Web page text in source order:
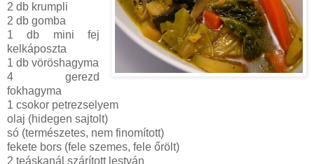
2 db krumpli
2 db gomba
1 db mini fej
kelkáposzta
1 db vöröshagyma
4 gerezd
fokhagyma
1 csokor petrezselyem
olaj (hidegen sajtolt)
só (természetes, nem finomított)
fekete bors (fele szemes, fele őrölt)
2 teáskanál szárított lestyán